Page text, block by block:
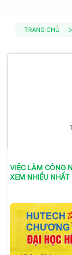
TRANG CHỦ
VIỆC LÀM CÔNG
XEM NHIỀU NHẤT